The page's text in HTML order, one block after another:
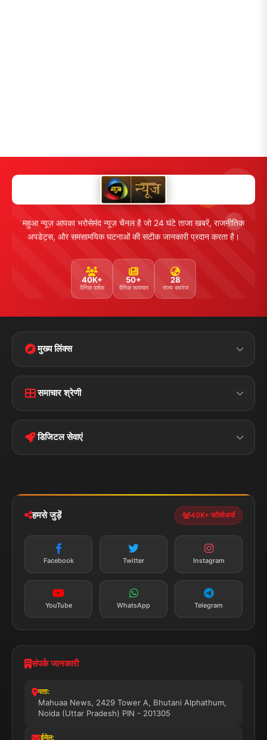
महुआ न्यूज़ आपका भरोसेमंद न्यूज़ चैनल है जो 24 घंटे ताजा खबरें, राजनीतिक
अपडेट्स, और समसामयिक घटनाओं की सटीक जानकारी प्रदान करता है।
40K+
दैनिक दर्शक
50+
दैनिक समाचार
28
राज्य कवरेज
मुख्य लिंक्स
Home Contact Us
Terms &
Conditions
Privacy Policy
समाचार श्रेणी
बिहार क्राइम
पॉलिटिकल झारखण्ड
डिजिटल सेवाएं
न्यूज़ अलर्ट
तत्काल अपडेट
सब्सक्राइब करें
हमसे जुड़ें 40K+ फॉलोअर्स
Facebook Twitter Instagram
YouTube WhatsApp Telegram
संपर्क जानकारी
पता:
Mahuaa News, 2429 Tower A, Bhutani Alphathum,
Noida (Uttar Pradesh) PIN - 201305
ईमेल: